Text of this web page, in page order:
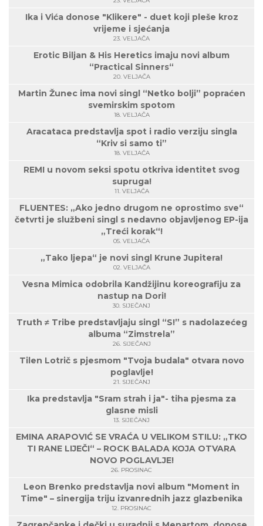
Ika i Vića donose "Klikere" - duet koji pleše kroz
vrijeme i sjećanja
23. VELJAČA
Erotic Biljan & His Heretics imaju novi album
“Practical Sinners“
20. VELJAČA
Martin Žunec ima novi singl “Netko bolji” popraćen
svemirskim spotom
18. VELJAČA
Aracataca predstavlja spot i radio verziju singla
“Kriv si samo ti”
18. VELJAČA
REMI u novom seksi spotu otkriva identitet svog
supruga!
11. VELJAČA
FLUENTES: „Ako jedno drugom ne oprostimo sve“
četvrti je službeni singl s nedavno objavljenog EP-ija
„Treći korak“!
05. VELJAČA
„Tako ljepa“ je novi singl Krune Jupitera!
02. VELJAČA
Vesna Mimica odobrila Kandžijinu koreografiju za
nastup na Dori!
30. SIJEČANJ
Truth ≠ Tribe predstavljaju singl “S!” s nadolazećeg
albuma “Zimstrela”
26. SIJEČANJ
Tilen Lotrič s pjesmom "Tvoja budala" otvara novo
poglavlje!
21. SIJEČANJ
Ika predstavlja "Sram strah i ja"- tiha pjesma za
glasne misli
13. SIJEČANJ
EMINA ARAPOVIĆ SE VRAĆA U VELIKOM STILU: „TKO
TI RANE LIJEČI“ – ROCK BALADA KOJA OTVARA
NOVO POGLAVLJE!
26. PROSINAC
Leon Brenko predstavlja novi album "Moment in
Time" – sinergija triju izvanrednih jazz glazbenika
12. PROSINAC